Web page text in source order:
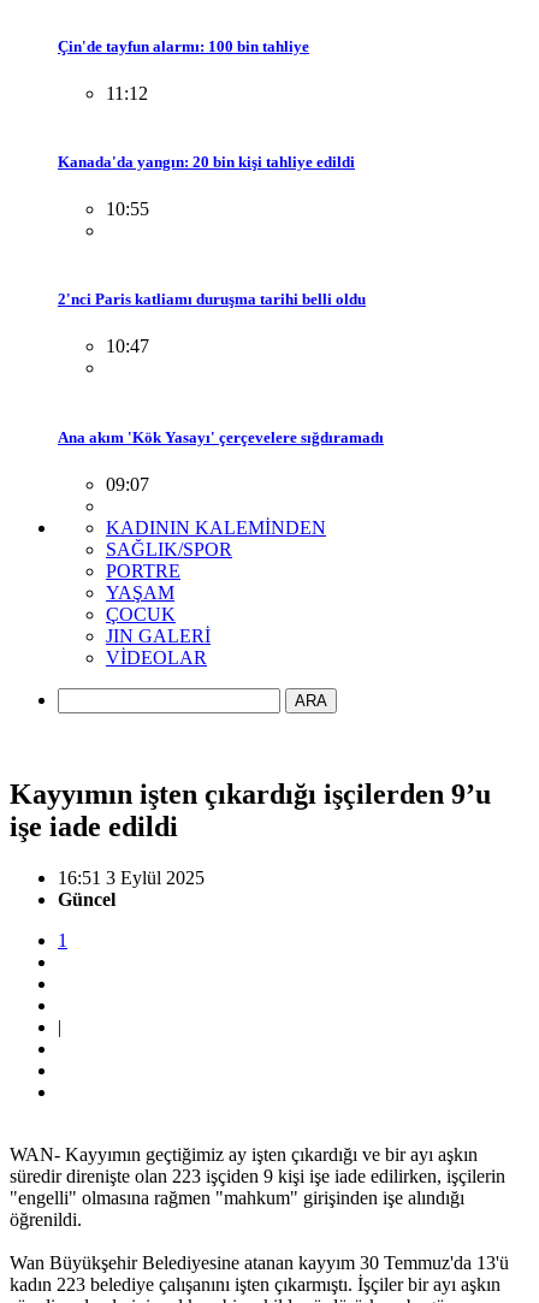
Çin'de tayfun alarmı: 100 bin tahliye
11:12
Kanada'da yangın: 20 bin kişi tahliye edildi
10:55
2'nci Paris katliamı duruşma tarihi belli oldu
10:47
Ana akım 'Kök Yasayı' çerçevelere sığdıramadı
09:07
KADININ KALEMİNDEN
SAĞLIK/SPOR
PORTRE
YAŞAM
ÇOCUK
JIN GALERİ
VİDEOLAR
ARA
Kayyımın işten çıkardığı işçilerden 9’u
işe iade edildi
16:51 3 Eylül 2025
Güncel
1
|
WAN- Kayyımın geçtiğimiz ay işten çıkardığı ve bir ayı aşkın
süredir direnişte olan 223 işçiden 9 kişi işe iade edilirken, işçilerin
"engelli" olmasına rağmen "mahkum" girişinden işe alındığı
öğrenildi.
Wan Büyükşehir Belediyesine atanan kayyım 30 Temmuz'da 13'ü
kadın 223 belediye çalışanını işten çıkarmıştı. İşçiler bir ayı aşkın